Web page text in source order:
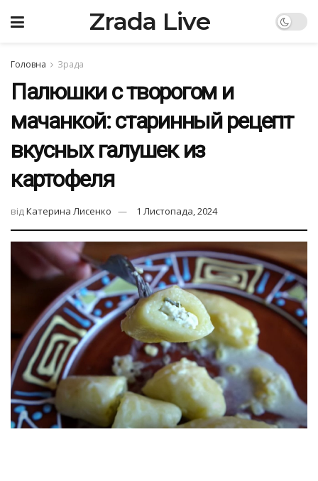
Zrada Live
Головна Зрада
Палюшки с творогом и
мачанкой: старинный рецепт
вкусных галушек из
картофеля
відКатерина Лисенко 1 Листопада, 2024